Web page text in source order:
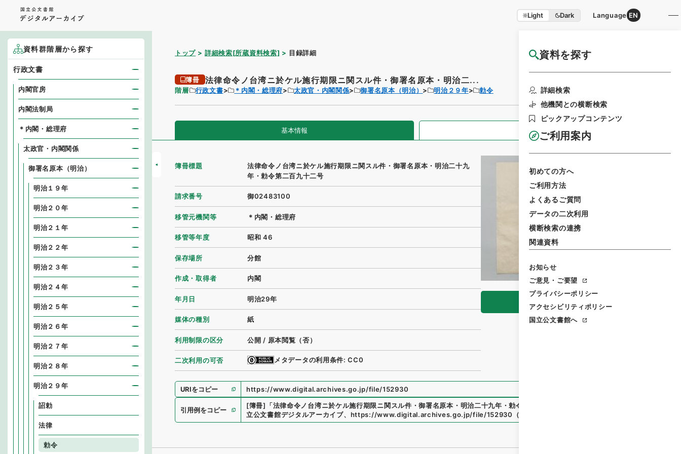
Light Dark Language EN
資料を探す
詳細検索
他機関との横断検索
ピックアップコンテンツ
ご利用案内
初めての方へ
ご利用方法
よくあるご質問
データの二次利用
横断検索の連携
関連資料
お知らせ
ご意見・ご要望
プライバシーポリシー
アクセシビリティポリシー
国立公文書館へ
トップ 詳細検索[所蔵資料検索] 目録詳細 国立公文書館HP利用案内
簿冊 法律命令ノ台湾ニ於ケル施行期限ニ関スル件・御署名原本・明治二...
階層 行政文書 ＊内閣・総理府 太政官・内閣関係 御署名原本（明治） 明治２９年 勅令
基本情報 全ての情報
閲覧
簿冊標題
法律命令ノ台湾ニ於ケル施行期限ニ関スル件・御署名原本・明治二十九
年・勅令第二百九十二号
請求番号 御02483100
移管元機関等 ＊内閣・総理府
移管等年度 昭和 46
保存場所 分館
作成・取得者 内閣
年月日 明治29年
媒体の種別 紙
利用制限の区分 公開 / 原本閲覧（否）
二次利用の可否 メタデータの利用条件: CC0
URIをコピー https://www.digital.archives.go.jp/file/152930
引用例をコピー
[簿冊] 「法律命令ノ台湾ニ於ケル施行期限ニ関スル件・御署名原本・明治二十九年・勅令第二百九十二号
立公文書館デジタルアーカイブ、 https://www.digital.archives.go.jp/file/152930 （
資料群階層から探す
行政文書
内閣官房
内閣法制局
＊内閣・総理府
太政官・内閣関係
御署名原本（明治）
明治１９年
明治２０年
明治２１年
明治２２年
明治２３年
明治２４年
明治２５年
明治２６年
明治２７年
明治２８年
明治２９年
詔勅
法律
勅令